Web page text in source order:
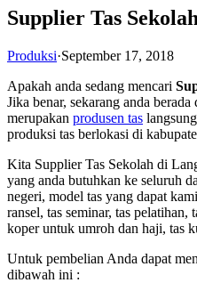
Supplier Tas
Produksi·September 17, 2018
Apakah anda sedang mencari
Jika benar, sekarang anda
merupakan produsen tas
produksi tas berlokasi di
Kita Supplier Tas Sekolah di
yang anda butuhkan ke seluruh
negeri, model tas yang dapat
ransel, tas seminar, tas pelatihan,
koper untuk umroh dan haji, tas
Untuk pembelian Anda dapat
dibawah ini :